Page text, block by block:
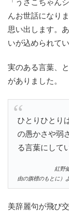
「うさこちゃん
んお世話になり
思い出します。
いが込められて
実のある言葉、
がありました。
ひとりひとり
の愚かさや弱
る言葉にして
紅野健介（【日
由の旗標のもとに）
美辞麗句が飛び